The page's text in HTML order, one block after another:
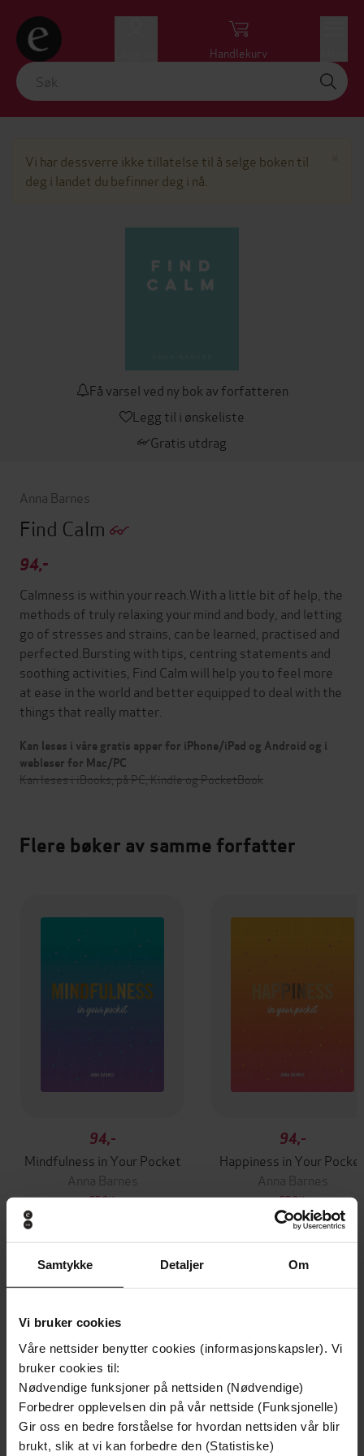
Samtykke Detaljer Om
Vi bruker cookies
Våre nettsider benytter cookies (informasjonskapsler). Vi
bruker cookies til:
Nødvendige funksjoner på nettsiden (Nødvendige)
Forbedrer opplevelsen din på vår nettside (Funksjonelle)
Gir oss en bedre forståelse for hvordan nettsiden vår blir
brukt, slik at vi kan forbedre den (Statistiske)
Handlekurv
Vi har dessverre ikke tillatelse til å selge boken til
deg i landet du befinner deg i nå.
Få varsel ved ny bok av forfatteren
Legg til i ønskeliste
Gratis utdrag
Anna Barnes
Find Calm
94,-
Calmness is within your reach.With a little bit of help, the
methods of truly relaxing your mind and body, and letting
go of stresses and strains, can be learned, practised and
perfected.Bursting with tips, centring statements and
soothing activities, Find Calm will help you to feel more
at ease in the world and better equipped to deal with the
things that really matter.
Kan leses i våre gratis apper for iPhone/iPad og Android og i
webleser for Mac/PC
Kan leses i iBooks, på PC, Kindle og PocketBook
Flere bøker av samme forfatter
94,-
Mindfulness in Your Pocket
Anna Barnes
EBOK
94,-
Happiness in Your
Anna Barnes
EBOK
Andre har også kjøpt
Premium
Vinner av Rivertonprisen
Første gang på tilbud